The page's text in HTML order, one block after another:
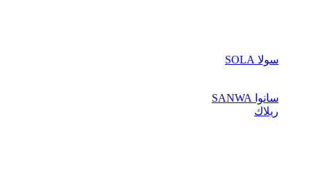
سولا SOLA
سانوا SANWA
ريلاك